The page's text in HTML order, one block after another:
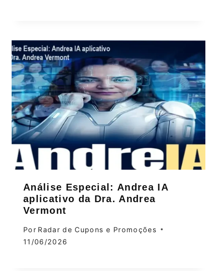
Análise Especial: Andrea IA
aplicativo da Dra. Andrea
Vermont
Por Radar de Cupons e Promoções
11/06/2026